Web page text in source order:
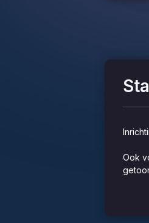
Ook